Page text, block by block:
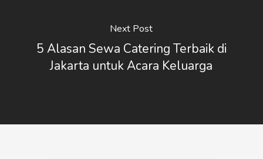
Next Post
5 Alasan Sewa Catering Terbaik di
Jakarta untuk Acara Keluarga